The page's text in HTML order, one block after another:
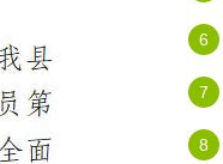
6
7
8